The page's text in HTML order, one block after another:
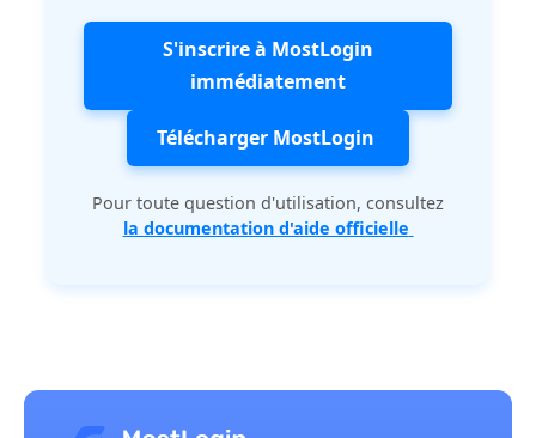
S'inscrire à MostLogin
immédiatement
Télécharger MostLogin
Pour toute question d'utilisation, consultez
la documentation d'aide officielle